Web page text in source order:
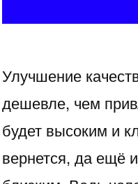
Улучшение
дешевле, чем
будет высоким и
вернется, да ещё